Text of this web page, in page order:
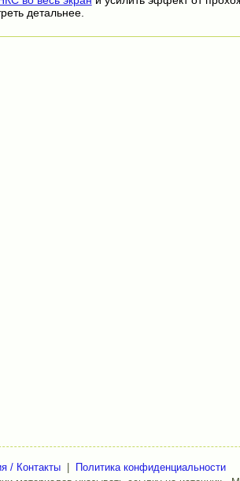
детальнее.
/ Контакты
Политика конфиденциальности